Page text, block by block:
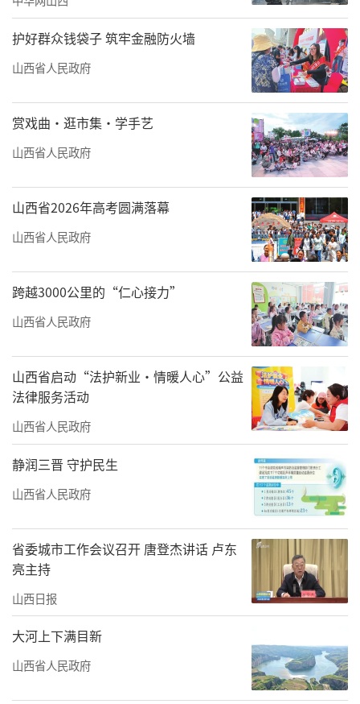
护好群众钱袋子 筑牢金融防火墙
山西省人民政府
赏戏曲·逛市集·学手艺
山西省人民政府
山西省2026年高考圆满落幕
山西省人民政府
跨越3000公里的“仁心接力”
山西省人民政府
山西省启动“法护新业·情暖人心”公益
法律服务活动
山西省人民政府
静润三晋 守护民生
山西省人民政府
省委城市工作会议召开 唐登杰讲话 卢东
亮主持
山西日报
大河上下满目新
山西省人民政府